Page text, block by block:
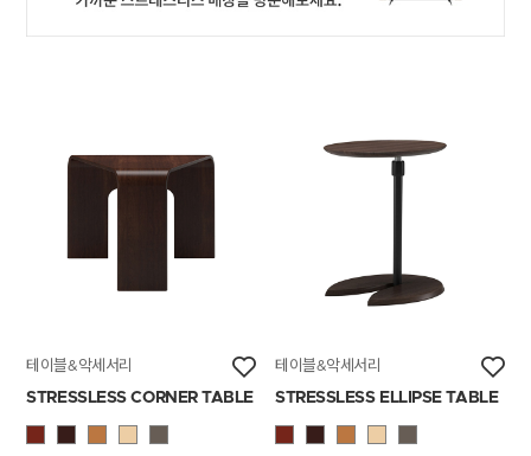
테이블&악세서리
STRESSLESS CORNER TABLE
테이블&악세서리
STRESSLESS ELLIPSE TABLE